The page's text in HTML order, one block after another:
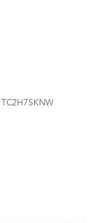
TC2H7SKNW